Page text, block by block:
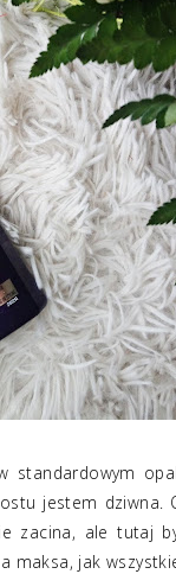
standardowym
jestem dziwna.
zacina, ale tutaj
maksa, jak